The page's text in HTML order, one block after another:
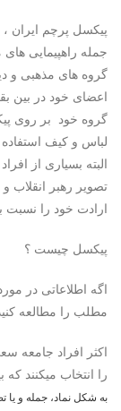
پیکسل پرچم ایران ،
جمله راهپیمایی
گروه های مذهبی و
اعضای خود در بین
گروه خود بر روی
لباس و کیف
البته بسیاری از
تصویر رهبر انقلاب و
ارادت خود را
پیکسل چیست ؟
اگه اطلاعاتی در
مطلب را مطالعه
اکثر افراد جامعه
را انتخاب میکنند که
به شکل نماد، جمله و یا